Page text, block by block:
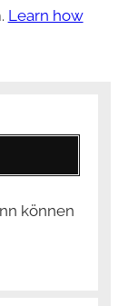
Learn how
können